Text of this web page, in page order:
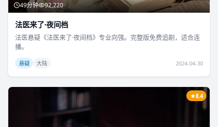
49分钟 92,220
法医来了·夜间档
法医悬疑《法医来了·夜间档》专业向强。完整版免费追剧，适合连
播。
悬疑 大陆 2024-04-30
8.4